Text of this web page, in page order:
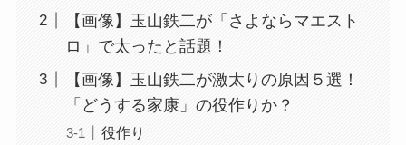
【画像】玉山鉄二が「さよならマエスト
ロ」で太ったと話題！
【画像】玉山鉄二が激太りの原因５選！
「どうする家康」の役作りか？
役作り